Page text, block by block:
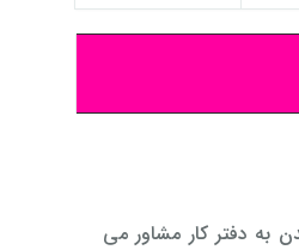
به دفتر کار مشاور می